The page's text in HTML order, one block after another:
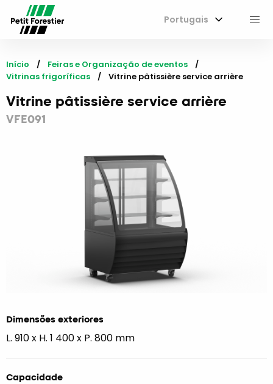
Portugais
Início
Feiras e Organização de eventos
Vitrinas frigoríficas
Current:
Vitrine pâtissière service arrière
Vitrine pâtissière service arrière
VFE091
Dimensões exteriores
L. 910 x H. 1 400 x P. 800 mm
Capacidade